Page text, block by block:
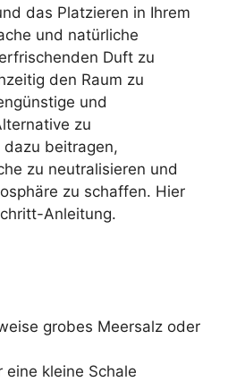
das Platzieren in Ihrem
und natürliche
Duft zu
den Raum zu
und
zu
beitragen,
zu neutralisieren und
zu schaffen. Hier
Anleitung.
grobes Meersalz oder
eine kleine Schale